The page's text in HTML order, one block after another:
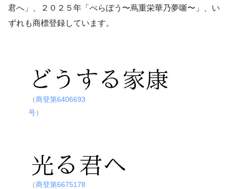
君へ」、２０２５年「べらぼう〜蔦重栄華乃夢噺〜」、い
ずれも商標登録しています。
（商登第6406693
号）
（商登第6675178